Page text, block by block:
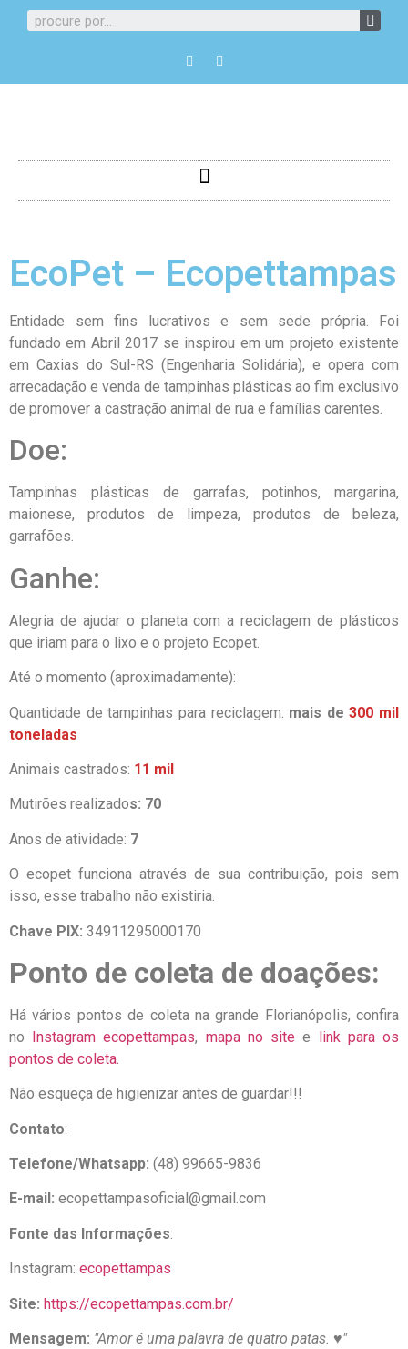
EcoPet – Ecopettampas
Entidade sem fins lucrativos e sem sede própria. Foi
fundado em Abril 2017 se inspirou em um projeto existente
em Caxias do Sul-RS (Engenharia Solidária), e opera com
arrecadação e venda de tampinhas plásticas ao fim exclusivo
de promover a castração animal de rua e famílias carentes.
Doe:
Tampinhas plásticas de garrafas, potinhos, margarina,
maionese, produtos de limpeza, produtos de beleza,
garrafões.
Ganhe:
Alegria de ajudar o planeta com a reciclagem de plásticos
que iriam para o lixo e o projeto Ecopet.
Até o momento (aproximadamente):
Quantidade de tampinhas para reciclagem: mais de300 mil
toneladas
Animais castrados: 11 mil
Mutirões realizados: 70
Anos de atividade: 7
O ecopet funciona através de sua contribuição, pois sem
isso, esse trabalho não existiria.
Chave PIX: 34911295000170
Ponto de coleta de doações:
Há vários pontos de coleta na grande Florianópolis, confira
no Instagram ecopettampas, mapa no site e link para os
pontos de coleta.
Não esqueça de higienizar antes de guardar!!!
Contato:
Telefone/Whatsapp: (48) 99665-9836
E-mail: ecopettampasoficial@gmail.com
Fonte das Informações:
Instagram: ecopettampas
Site: https://ecopettampas.com.br/
Mensagem: Amor é uma palavra de quatro patas. ♥